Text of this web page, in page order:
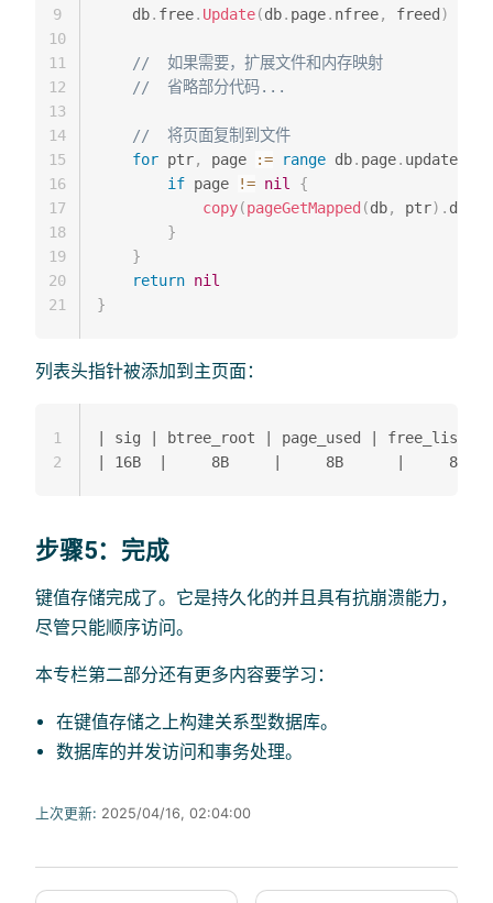
    db
. free. Update(db. page. nfree, freed )
//  如果需要，扩展文件和内存映射
//  省略部分代码...
//  将页面复制到文件
for ptr, page := range db. page. updates
if page != nil
{
copy(pageGetMapped (db, ptr) . data
}
}
return nil
}
9
10
11
12
13
14
15
16
17
18
19
20
21
列表头指针被添加到主页面：
| sig | btree_root | page_used | free_list |
1
2
步骤5：完成
键值存储完成了。它是持久化的并且具有抗崩溃能力，
尽管只能顺序访问。
本专栏第二部分还有更多内容要学习：
在键值存储之上构建关系型数据库。
数据库的并发访问和事务处理。
上次更新: 2025/04/16, 02:04:00